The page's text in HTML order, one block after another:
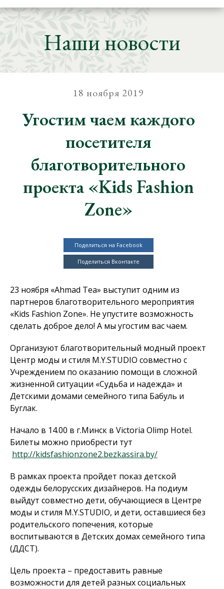
Наши новости
18 ноября 2019
Угостим чаем каждого
посетителя
благотворительного
проекта «Kids Fashion
Zone»
Поделиться на Facebook
Поделиться Вконтакте
23 ноября «Ahmad Tea» выступит одним из
партнеров благотворительного мероприятия
«Kids Fashion Zone». Не упустите возможность
сделать доброе дело! А мы угостим вас чаем.
Организуют благотворительный модный проект
Центр моды и стиля M.Y.STUDIO совместно с
Учреждением по оказанию помощи в сложной
жизненной ситуации «Судьба и надежда» и
Детскими домами семейного типа Бабуль и
Буглак.
Начало в 14.00 в г.Минск в Victoria Olimp Hotel.
Билеты можно приобрести тут
http://kidsfashionzone2.bezkassira.by/
В рамках проекта пройдет показ детской
одежды белорусских дизайнеров. На подиум
выйдут совместно дети, обучающиеся в Центре
моды и стиля M.Y.STUDIO, и дети, оставшиеся без
родительского попечения, которые
воспитываются в Детских домах семейного типа
(ДДСТ).
Цель проекта – предоставить равные
возможности для детей разных социальных